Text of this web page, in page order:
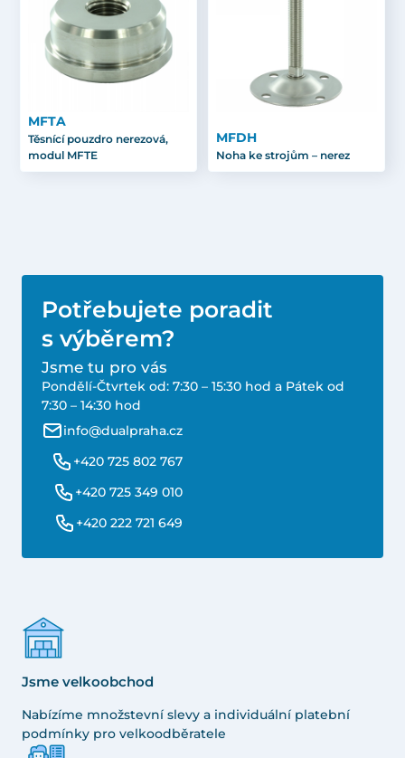
MFTA
Těsnící pouzdro nerezová,
modul MFTE
MFDH
Noha ke strojům – nerez
Potřebujete poradit
s výběrem?
Jsme tu pro vás
Pondělí-Čtvrtek od: 7:30 – 15:30 hod a Pátek od
7:30 – 14:30 hod
info@dualpraha.cz
+420 725 802 767
+420 725 349 010
+420 222 721 649
Jsme velkoobchod
Nabízíme množstevní slevy a individuální platební
podmínky pro velkoodběratele